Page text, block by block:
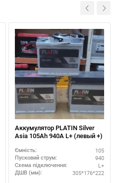
Аккумулятор PLATIN Silver
Asia 105Ah 940A L+ (левый +)
Ємність: 105
Пусковий струм: 940
Схема підключення: L+
ДШВ (мм): 305*176*222